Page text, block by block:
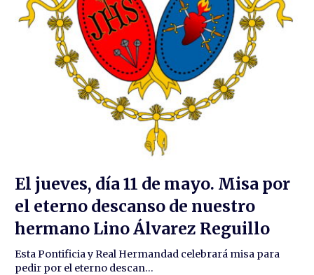
El jueves, día 11 de mayo. Misa por
el eterno descanso de nuestro
hermano Lino Álvarez Reguillo
Esta Pontificia y Real Hermandad celebrará misa para
pedir por el eterno descan...